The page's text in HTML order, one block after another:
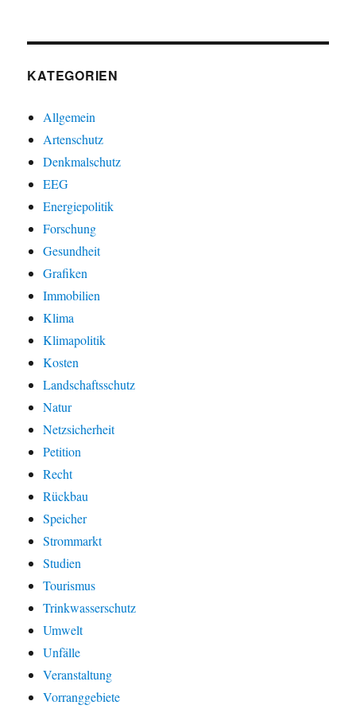
KATEGORIEN
Allgemein
Artenschutz
Denkmalschutz
EEG
Energiepolitik
Forschung
Gesundheit
Grafiken
Immobilien
Klima
Klimapolitik
Kosten
Landschaftsschutz
Natur
Netzsicherheit
Petition
Recht
Rückbau
Speicher
Strommarkt
Studien
Tourismus
Trinkwasserschutz
Umwelt
Unfälle
Veranstaltung
Vorranggebiete